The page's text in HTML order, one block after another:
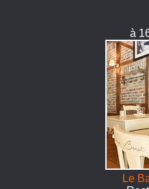
à
Le